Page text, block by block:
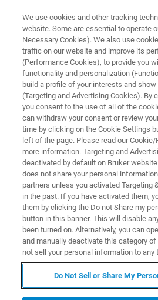
Risonanza
Si prega di segnare
crocetta i corsi
obbligatori)
Corsi 2026 *
Introduction to Topspin - on
We use cookies and other tracking
website. Some are essential to operate
Necessary Cookies). We also use
traffic on our website and improve its
(Performance Cookies), to provide you
functionality and personalization
build a profile of your interests and show
(Targeting and Advertising Cookies). By
you consent to the use of all of the
can withdraw your consent or review
time by clicking on the Cookie Settings
left of the page. Please read our
more information. Targeting and
deactivated by default on Bruker
does not share your personal
partners unless you activated Targeting
in the past. If you have activated them,
them by clicking the Do not Share my
button in this banner. This will disable
been turned on. Alternatively, you can
and manually deactivate this category
not sell your personal information to any
Do Not Sell or Share My